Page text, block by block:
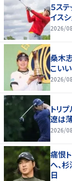
５ス
イス
2026/
桑木
こい
2026/
トリ
遼は
2026/
痛恨
へ、
日